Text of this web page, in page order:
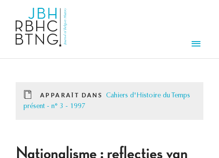
APPARAÎT DANS
Cahiers d'Histoire du Temps
présent - n° 3 - 1997
Nationalisme : reflecties van